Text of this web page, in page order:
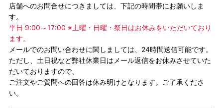
店舗へのお問合せにつきましては、下記の時間帯にお願いしま
す。
平日 9:00～17:00 ※土曜・日曜・祭日はお休みをいただいており
ます。
メールでのお問い合わせに関しましては、24時間送信可能です。
ただし、土日祝など弊社休業日はメール返信をお休みさせていた
だいておりますので、
ご注文やご質問への回答は休み明けとなります。ご了承くださ
い。